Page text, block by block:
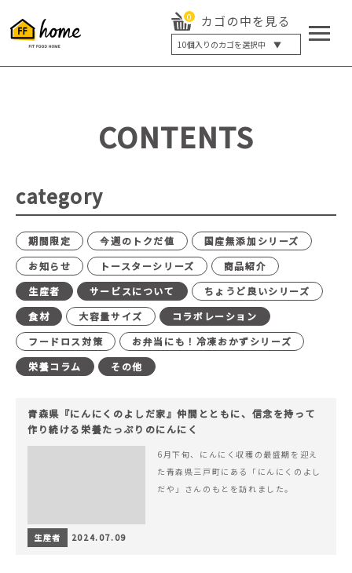
0 カゴの中を見る
10個入りのカゴを選択中 ▼
5個入り
20個入り
最大12%OFF
CONTENTS
category
期間限定 今週のトクだ値
国産無添加シリーズ
お知らせ
トースターシリーズ
商品紹介
生産者
サービスについて
ちょうど良いシリーズ
食材
大容量サイズ
コラボレーション
フードロス対策
お弁当にも！冷凍おかずシリーズ
栄養コラム
その他
青森県『にんにくのよしだ家』仲間とともに、信念を持って
作り続ける栄養たっぷりのにんにく
6月下旬、にんにく収穫の最盛期を迎え
た青森県三戸町にある「にんにくのよし
だや」さんのもとを訪れました。
生産者 2024.07.09